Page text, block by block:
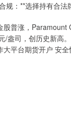
规：**选择持有合法
股普涨，Paramount
/盎司，创历史新高。
大平台期货开户 安